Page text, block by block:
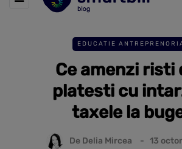
EDUCATIE
Ce amenzi risti
platesti cu
taxele la
De Delia Mircea 13